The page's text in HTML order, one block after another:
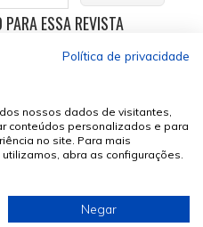
ESSA REVISTA
os Direitos Reservados
Política de privacidade
nossos dados de visitantes,
conteúdos personalizados e para
no site. Para mais
abra as configurações.
Negar